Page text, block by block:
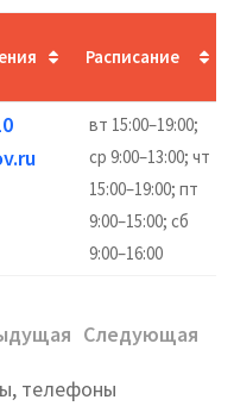
Расписание
вт 15:00–19:00;
ср 9:00–13:00; чт
15:00–19:00; пт
9:00–15:00; сб
9:00–16:00
Следующая
телефоны